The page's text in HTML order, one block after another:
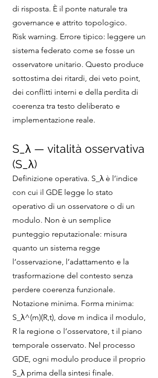
di risposta. È il ponte naturale tra
governance e attrito topologico.
Risk warning. Errore tipico: leggere un
sistema federato come se fosse un
osservatore unitario. Questo produce
sottostima dei ritardi, dei veto point,
dei conflitti interni e della perdita di
coerenza tra testo deliberato e
implementazione reale.
S_λ — vitalità osservativa
(S_λ)
Definizione operativa. S_λ è l’indice
con cui il GDE legge lo stato
operativo di un osservatore o di un
modulo. Non è un semplice
punteggio reputazionale: misura
quanto un sistema regge
l’osservazione, l’adattamento e la
trasformazione del contesto senza
perdere coerenza funzionale.
Notazione minima. Forma minima:
S_λ^(m)(R,t), dove m indica il modulo,
R la regione o l’osservatore, t il piano
temporale osservato. Nel processo
GDE, ogni modulo produce il proprio
S_λ prima della sintesi finale.